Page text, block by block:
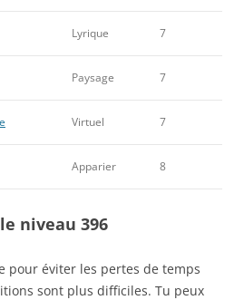
Lyrique 7
Paysage 7
Virtuel 7
Apparier 8
niveau 396
pour éviter les pertes de temps
sont plus difficiles. Tu peux